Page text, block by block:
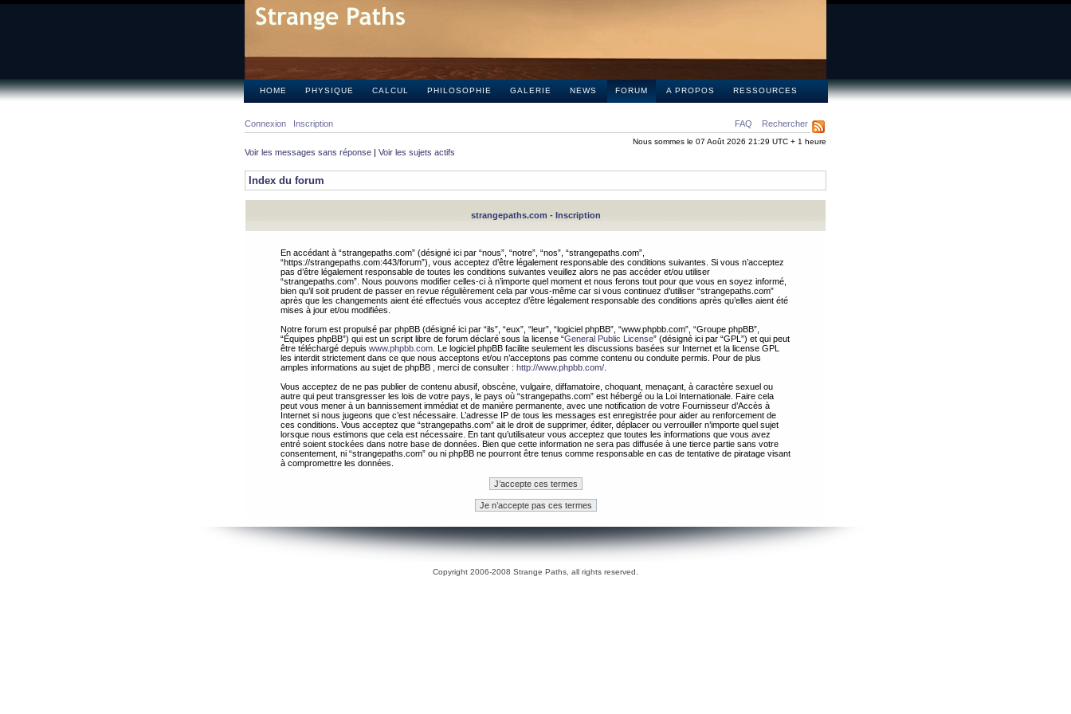
HOME PHYSIQUE CALCUL PHILOSOPHIE GALERIE NEWS FORUM A PROPOS RESSOURCES
FAQ Rechercher
Connexion Inscription
Nous sommes le 07 Août 2026 21:29 UTC + 1 heure
Voir les messages sans réponse | Voir les sujets actifs
Index du forum
strangepaths.com - Inscription
En accédant à “strangepaths.com” (désigné ici par “nous”, “notre”, “nos”, “strangepaths.com”,
“https://strangepaths.com:443/forum”), vous acceptez d’être légalement responsable des conditions suivantes. Si vous n’acceptez
pas d’être légalement responsable de toutes les conditions suivantes veuillez alors ne pas accéder et/ou utiliser
“strangepaths.com”. Nous pouvons modifier celles-ci à n’importe quel moment et nous ferons tout pour que vous en soyez informé,
bien qu’il soit prudent de passer en revue régulièrement cela par vous-même car si vous continuez d’utiliser “strangepaths.com”
après que les changements aient été effectués vous acceptez d’être légalement responsable des conditions après qu’elles aient été
mises à jour et/ou modifiées.
Notre forum est propulsé par phpBB (désigné ici par “ils”, “eux”, “leur”, “logiciel phpBB”, “www.phpbb.com”, “Groupe phpBB”,
“Équipes phpBB”) qui est un script libre de forum déclaré sous la license “General Public License” (désigné ici par “GPL”) et qui peut
être téléchargé depuis www.phpbb.com . Le logiciel phpBB facilite seulement les discussions basées sur Internet et la license GPL
les interdit strictement dans ce que nous acceptons et/ou n’acceptons pas comme contenu ou conduite permis. Pour de plus
amples informations au sujet de phpBB , merci de consulter : http://www.phpbb.com/
Vous acceptez de ne pas publier de contenu abusif, obscène, vulgaire, diffamatoire, choquant, menaçant, à caractère sexuel ou
autre qui peut transgresser les lois de votre pays, le pays où “strangepaths.com” est hébergé ou la Loi Internationale. Faire cela
peut vous mener à un bannissement immédiat et de manière permanente, avec une notification de votre Fournisseur d’Accès à
Internet si nous jugeons que c’est nécessaire. L’adresse IP de tous les messages est enregistrée pour aider au renforcement de
ces conditions. Vous acceptez que “strangepaths.com” ait le droit de supprimer, éditer, déplacer ou verrouiller n’importe quel sujet
lorsque nous estimons que cela est nécessaire. En tant qu’utilisateur vous acceptez que toutes les informations que vous avez
entré soient stockées dans notre base de données. Bien que cette information ne sera pas diffusée à une tierce partie sans votre
consentement, ni “strangepaths.com” ou ni phpBB ne pourront être tenus comme responsable en cas de tentative de piratage visant
à compromettre les données.
Copyright 2006-2008 Strange Paths, all rights reserved.